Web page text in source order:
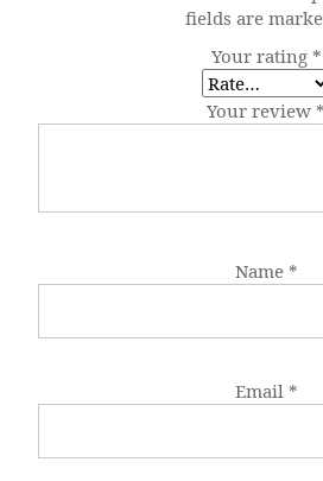
fields are
Your rating *
Your review *
Name *
Email *